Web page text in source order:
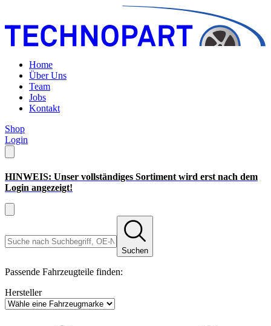
Home
Über Uns
Team
Jobs
Kontakt
Shop
Login
HINWEIS: Unser vollständiges Sortiment wird erst nach dem
Login angezeigt!
Suchen
Passende Fahrzeugteile finden:
Hersteller